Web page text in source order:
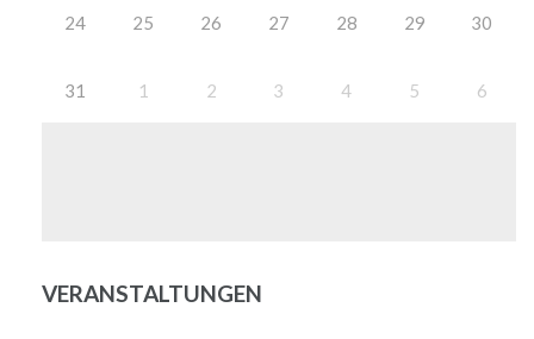
24 25 26 27 28 29 30
31 1 2 3 4 5 6
VERANSTALTUNGEN